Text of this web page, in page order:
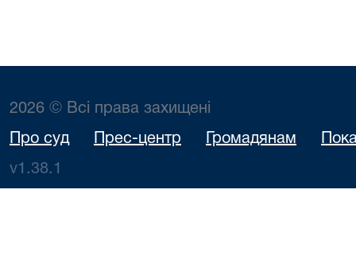
2026 © Всі права захищені
Про суд Прес-центр Громадянам
v1.38.1